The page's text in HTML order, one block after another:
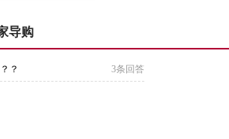
导购
3条回答
？